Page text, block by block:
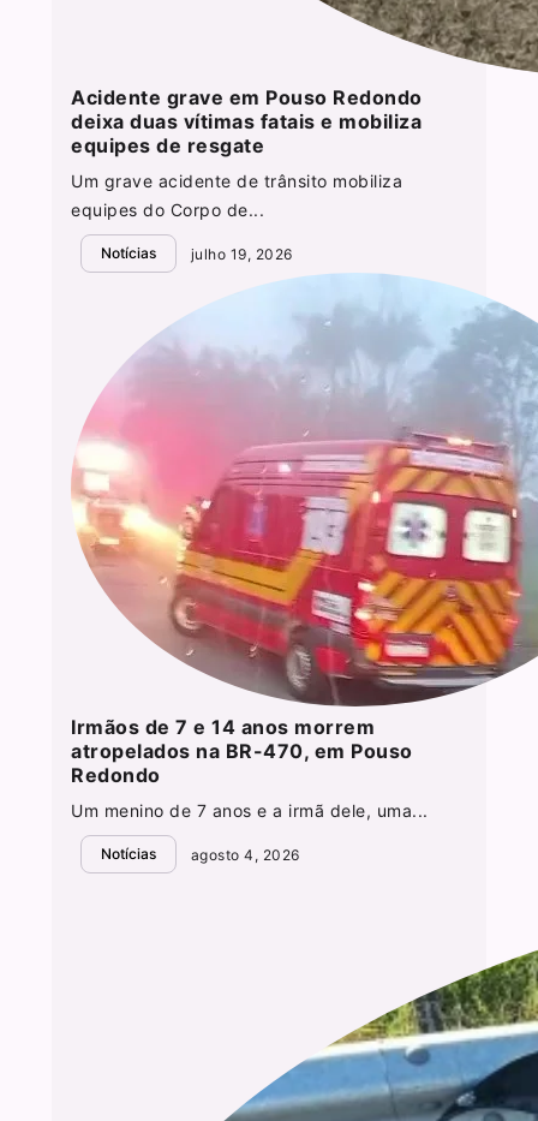
Acidente grave em Pouso Redondo
deixa duas vítimas fatais e mobiliza
equipes de resgate
Um grave acidente de trânsito mobiliza
equipes do Corpo de...
Notícias julho 19, 2026
Irmãos de 7 e 14 anos morrem
atropelados na BR-470, em Pouso
Redondo
Um menino de 7 anos e a irmã dele, uma...
Notícias agosto 4, 2026